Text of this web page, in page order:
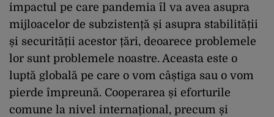
impactul pe care pandemia îl va avea asupra
mijloacelor de subzistență și asupra stabilității
și securității acestor țări, deoarece problemele
lor sunt problemele noastre. Aceasta este o
luptă globală pe care o vom câștiga sau o vom
pierde împreună. Cooperarea și eforturile
comune la nivel internațional, precum și